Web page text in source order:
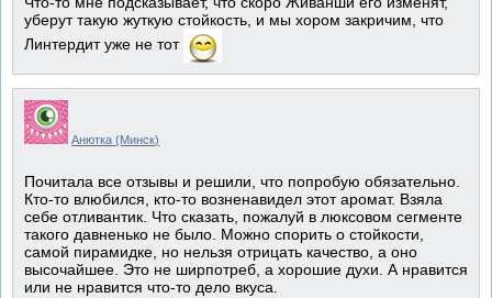
уберут такую жуткую стойкость, и мы хором закричим, что
Линтердит уже не тот
Анютка (Минск)
Почитала все отзывы и решили, что попробую обязательно.
Кто-то влюбился, кто-то возненавидел этот аромат. Взяла
себе отливантик. Что сказать, пожалуй в люксовом сегменте
такого давненько не было. Можно спорить о стойкости,
самой пирамидке, но нельзя отрицать качество, а оно
высочайшее. Это не ширпотреб, а хорошие духи. А нравится
или не нравится что-то дело вкуса.